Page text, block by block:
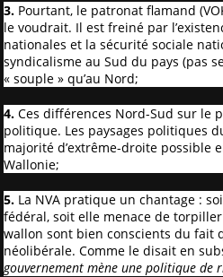
3. Pourtant, le patronat flamand
le voudrait. Il est freiné par
nationales et la sécurité sociale
syndicalisme au Sud du pays (pas
« souple » qu’au Nord;
4. Ces différences Nord-Sud sur le
politique. Les paysages politiques
majorité d’extrême-droite possible
Wallonie;
5. La NVA pratique un chantage :
fédéral, soit elle menace de
wallon sont bien conscients du fait
néolibérale. Comme le disait en
gouvernement mène une politique de